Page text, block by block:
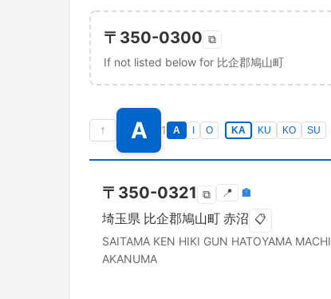
〒 350-0300 ⧉
If not listed below for 比企郡鳩山町
↑ A 1 A O KA KU KO SU
〒 350-0321 ⧉ 📍 🏣
埼玉県 比企郡鳩山町 赤沼 📋
SAITAMA KEN HIKI GUN HATOYAMA MACHI
AKANUMA